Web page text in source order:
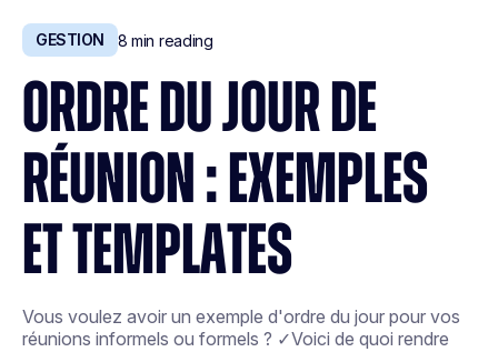
GESTION 8 min reading
ORDRE DU JOUR DE
RÉUNION : EXEMPLES
ET TEMPLATES
Vous voulez avoir un exemple d'ordre du jour pour vos
réunions informels ou formels ? ✓Voici de quoi rendre